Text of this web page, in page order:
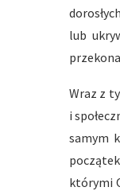
lub
Wraz z
i
samym
którymi